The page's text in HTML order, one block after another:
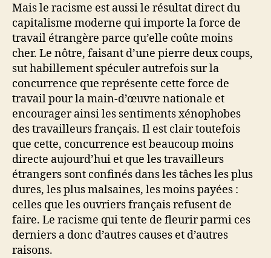
Mais le racisme est aussi le résultat direct du
capitalisme moderne qui importe la force de
travail étrangère parce qu’elle coûte moins
cher. Le nôtre, faisant d’une pierre deux coups,
sut habillement spéculer autrefois sur la
concurrence que représente cette force de
travail pour la main-d’œuvre nationale et
encourager ainsi les sentiments xénophobes
des travailleurs français. Il est clair toutefois
que cette, concurrence est beaucoup moins
directe aujourd’hui et que les travailleurs
étrangers sont confinés dans les tâches les plus
dures, les plus malsaines, les moins payées :
celles que les ouvriers français refusent de
faire. Le racisme qui tente de fleurir parmi ces
derniers a donc d’autres causes et d’autres
raisons.